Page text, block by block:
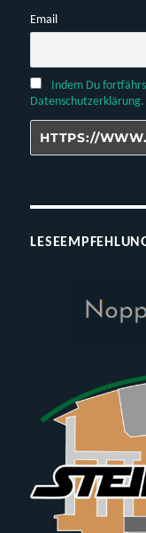
Email
Indem Du
Datenschutzerklärung.